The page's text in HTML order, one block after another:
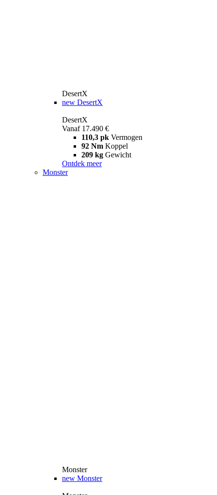
DesertX
new DesertX
DesertX
Vanaf 17.490 €
110,3 pk Vermogen
92 Nm Koppel
209 kg Gewicht
Ontdek meer
Monster
Monster
new Monster